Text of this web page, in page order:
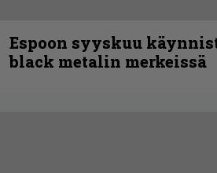
Espoon syyskuu
black metalin merkeissä